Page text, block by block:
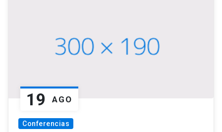
19 AGO
Conferencias